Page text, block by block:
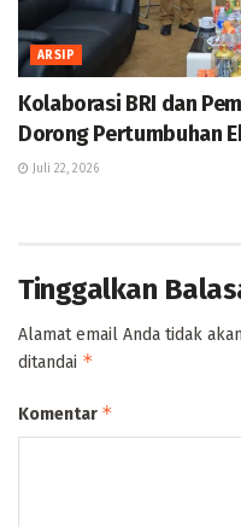
ARSIP
Kolaborasi BRI dan
Dorong Pertumbuhan
Juli 22, 2026
Tinggalkan
Alamat email Anda tidak
ditandai *
Komentar *